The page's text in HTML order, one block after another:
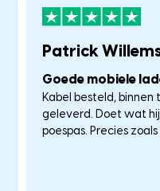
Patrick
Goede mobiele
Kabel besteld,
geleverd. Doet wat
poespas. Precies